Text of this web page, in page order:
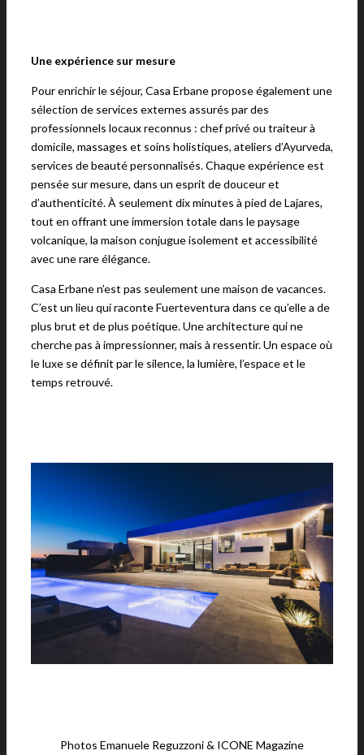
Une expérience sur mesure
Pour enrichir le séjour, Casa Erbane propose également une
sélection de services externes assurés par des
professionnels locaux reconnus : chef privé ou traiteur à
domicile, massages et soins holistiques, ateliers d’Ayurveda,
services de beauté personnalisés. Chaque expérience est
pensée sur mesure, dans un esprit de douceur et
d’authenticité. À seulement dix minutes à pied de Lajares,
tout en offrant une immersion totale dans le paysage
volcanique, la maison conjugue isolement et accessibilité
avec une rare élégance.
Casa Erbane n’est pas seulement une maison de vacances.
C’est un lieu qui raconte Fuerteventura dans ce qu’elle a de
plus brut et de plus poétique. Une architecture qui ne
cherche pas à impressionner, mais à ressentir. Un espace où
le luxe se définit par le silence, la lumière, l’espace et le
temps retrouvé.
Photos Emanuele Reguzzoni & ICONE Magazine